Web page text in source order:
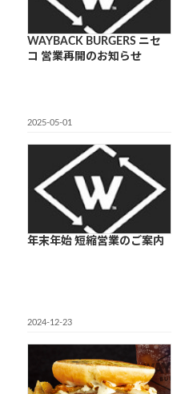
WAYBACK BURGERS ニセ
コ 営業再開のお知らせ
2025-05-01
年末年始 短縮営業のご案内
2024-12-23